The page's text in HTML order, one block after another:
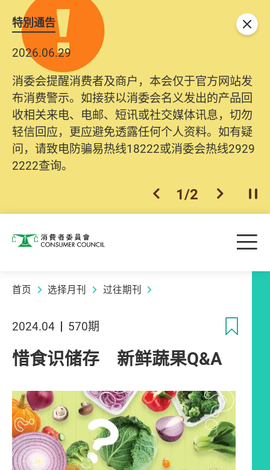
特別通告
2026.06.29
消委会提醒消费者及商户，本会仅于官方网站发
布消费警示。如接获以消委会名义发出的产品回
收相关来电、电邮、短讯或社交媒体讯息，切勿
轻信回应，更应避免透露任何个人资料。如有疑
问，请致电防骗易热线18222或消委会热线2929
2222查询。
上一个
1/2 下一个开
关闭
消费者委员会 目
首页 选择月刊 过往期刊
2024.04 570期
惜食识储存 新鲜蔬果Q&A